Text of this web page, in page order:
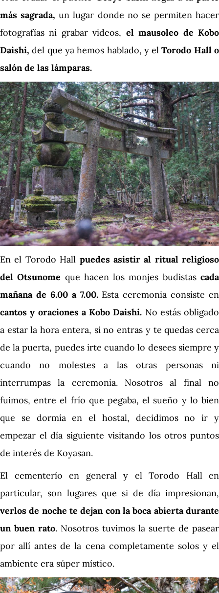
más sagrada, un lugar donde no se permiten hacer
fotografías ni grabar videos, el mausoleo de Kobo
Daishi,del que ya hemos hablado, y elTorodo Hall o
salón de las lámparas.
En el Torodo Hall puedes asistir al ritual religioso
del Otsunome que hacen los monjes budistascada
mañana de 6.00 a 7.00.Esta ceremonia consiste en
cantos y oraciones a Kobo Daishi. No estás obligado
a estar la hora entera, si no entras y te quedas cerca
de la puerta, puedes irte cuando lo desees siempre y
cuando no molestes a las otras personas ni
interrumpas la ceremonia. Nosotros al final no
fuimos, entre el frío que pegaba, el sueño y lo bien
que se dormía en el hostal, decidimos no ir y
empezar el día siguiente visitando los otros puntos
de interés de Koyasan.
El cementerío en general y el Torodo Hall en
particular, son lugares que si de día impresionan,
verlos de noche te dejan con la boca abierta durante
un buen rato. Nosotros tuvimos la suerte de pasear
por allí antes de la cena completamente solos y el
ambiente era súper místico.